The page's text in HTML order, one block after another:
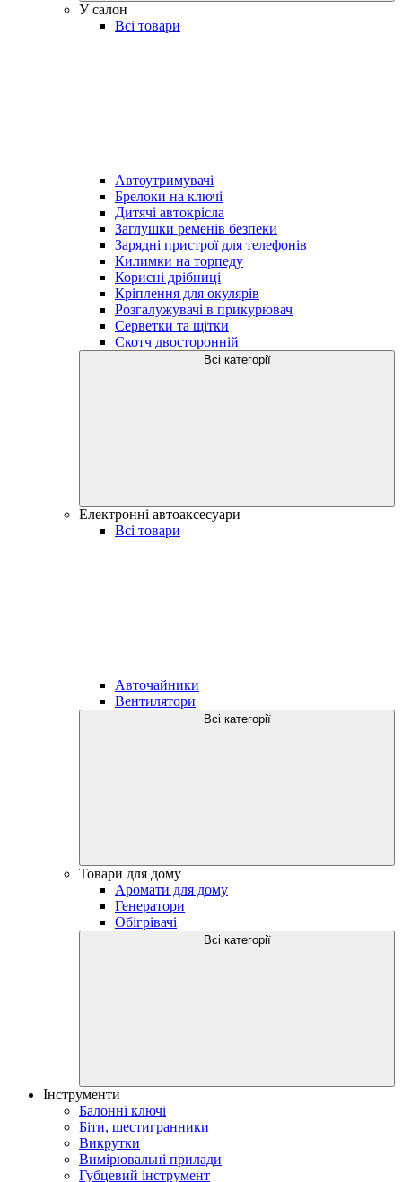
У салон
Всі товари
Автоутримувачі
Брелоки на ключі
Дитячі автокрісла
Заглушки ременів безпеки
Зарядні пристрої для телефонів
Килимки на торпеду
Корисні дрібниці
Кріплення для окулярів
Розгалужувачі в прикурювач
Серветки та щітки
Скотч двосторонній
Всі категорії
Електронні автоаксесуари
Всі товари
Авточайники
Вентилятори
Всі категорії
Товари для дому
Аромати для дому
Генератори
Обігрівачі
Всі категорії
Інструменти
Балонні ключі
Біти, шестигранники
Викрутки
Вимірювальні прилади
Губцевий інструмент